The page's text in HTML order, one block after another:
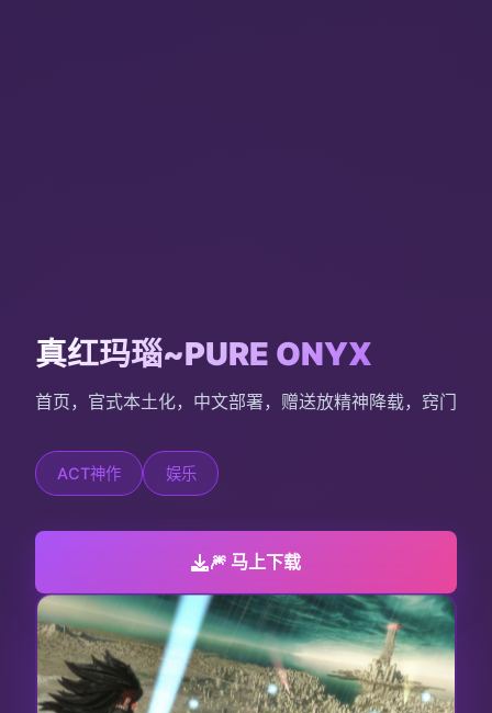
真红玛瑙~PURE ONYX
首页，官式本土化，中文部署，赠送放精神降载，窍门
ACT神作 娱乐
🎆 马上下载